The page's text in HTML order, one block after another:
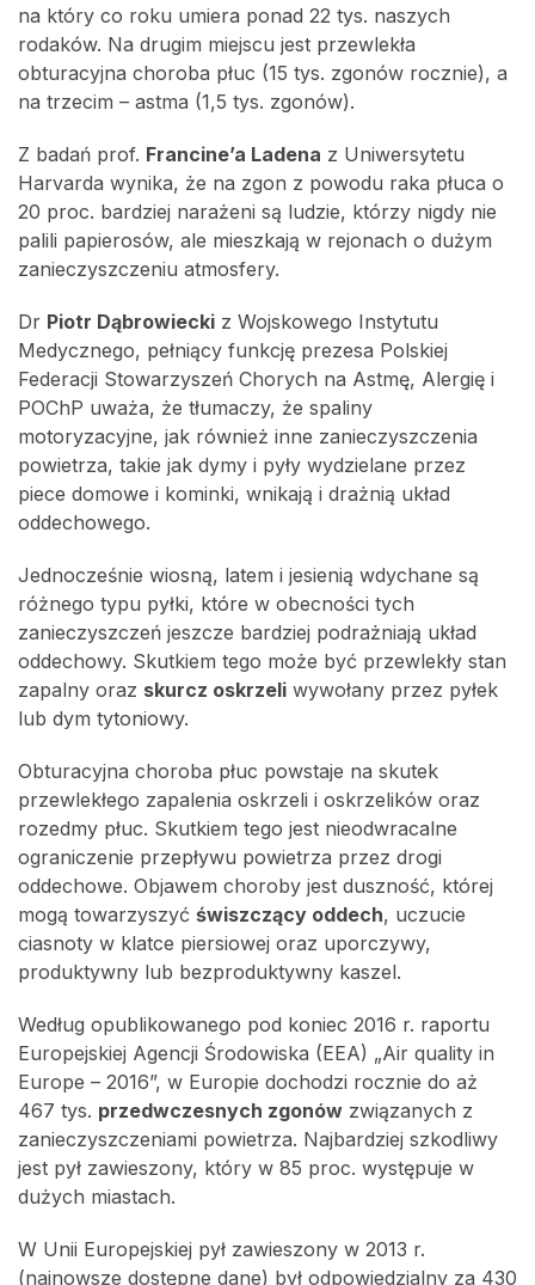
na który co roku umiera ponad 22 tys. naszych
rodaków. Na drugim miejscu jest przewlekła
obturacyjna choroba płuc (15 tys. zgonów rocznie), a
na trzecim – astma (1,5 tys. zgonów).
Z badań prof. Francine’a Ladena z Uniwersytetu
Harvarda wynika, że na zgon z powodu raka płuca o
20 proc. bardziej narażeni są ludzie, którzy nigdy nie
palili papierosów, ale mieszkają w rejonach o dużym
zanieczyszczeniu atmosfery.
Dr Piotr Dąbrowiecki z Wojskowego Instytutu
Medycznego, pełniący funkcję prezesa Polskiej
Federacji Stowarzyszeń Chorych na Astmę, Alergię i
POChP uważa, że tłumaczy, że spaliny
motoryzacyjne, jak również inne zanieczyszczenia
powietrza, takie jak dymy i pyły wydzielane przez
piece domowe i kominki, wnikają i drażnią układ
oddechowego.
Jednocześnie wiosną, latem i jesienią wdychane są
różnego typu pyłki, które w obecności tych
zanieczyszczeń jeszcze bardziej podrażniają układ
oddechowy. Skutkiem tego może być przewlekły stan
zapalny oraz skurcz oskrzeli wywołany przez pyłek
lub dym tytoniowy.
Obturacyjna choroba płuc powstaje na skutek
przewlekłego zapalenia oskrzeli i oskrzelików oraz
rozedmy płuc. Skutkiem tego jest nieodwracalne
ograniczenie przepływu powietrza przez drogi
oddechowe. Objawem choroby jest duszność, której
mogą towarzyszyć świszczący oddech, uczucie
ciasnoty w klatce piersiowej oraz uporczywy,
produktywny lub bezproduktywny kaszel.
Według opublikowanego pod koniec 2016 r. raportu
Europejskiej Agencji Środowiska (EEA) „Air quality in
Europe – 2016”, w Europie dochodzi rocznie do aż
467 tys. przedwczesnych zgonów związanych z
zanieczyszczeniami powietrza. Najbardziej szkodliwy
jest pył zawieszony, który w 85 proc. występuje w
dużych miastach.
W Unii Europejskiej pył zawieszony w 2013 r.
(najnowsze dostępne dane) był odpowiedzialny za 430